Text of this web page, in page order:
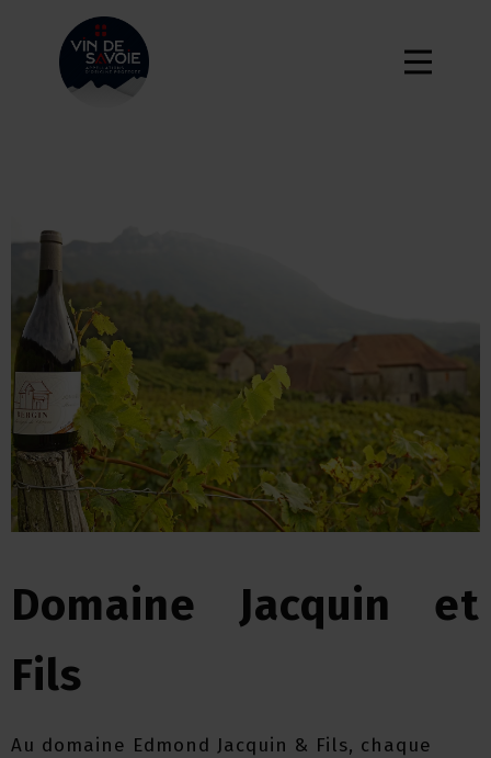
Domaine Jacquin et
Fils
Au domaine Edmond Jacquin & Fils, chaque